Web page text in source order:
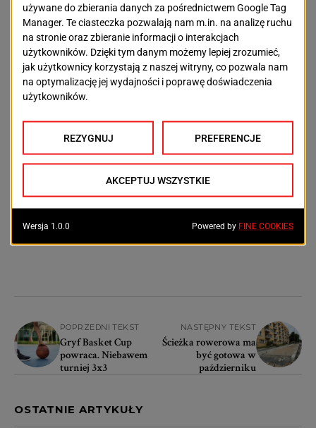
spełniającej ściśle określone kryteria. Żeby zapewnić
rywalizację na równych zasadach, warunki startu
muszą być identyczne dla wszystkich zawodników.
Ściana do czasówek zawsze wygląda tak samo a
droga, na której ścigają się zawodnicy, też jest zawsze
identyczna. Wysokość drogi to 15 metrów, a szerokość
panelu, po którym biegną zawodniczki i zawodnicy
wynosi 3 metry. Ściana jest odchylona od pionu o
dokładnie 5°, więc wspinanie odbywa się w niewielkim
przewieszeniu.
O ile wspinać można się nauczyć i w ten sposób
zapewniać sie sportową aktywność, o tyle na
co liczyć.
POPRZEDNI TEKST
Gryf Basket Cup
powraca. Niebawem
turniej 3x3
NASTĘPNY TEKST
Ścieżka rowerowa ma
być gotowa w
październiku
OSTATNIE ARTYKUŁY